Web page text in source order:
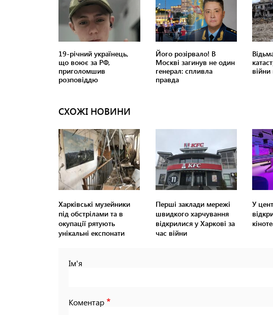
СХОЖІ НОВИНИ
Харківські музейники
під обстрілами та в
окупації рятують
унікальні експонати
Перші заклади мережі
швидкого харчування
відкрилися у Харкові за
час війни
У
Ім'я
Коментар